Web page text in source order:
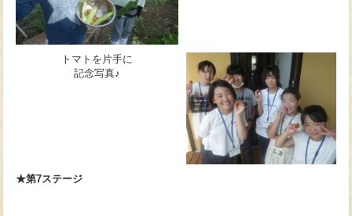
トマトを片手に
記念写真♪
★第7ステージ